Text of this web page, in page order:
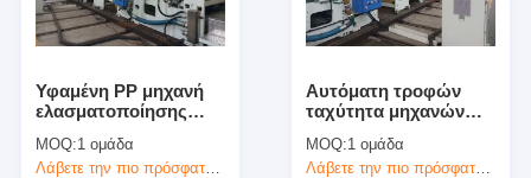
Υφαμένη PP μηχανή
ελασματοποίησης
καυτή μηχανή
ελασματοποίησης
MOQ:1 ομάδα
Λάβετε την πιο πρόσφατη τιμή
Αυτόματη τροφών
ταχύτητα μηχανών
τοποθέτησης σε
στρώματα εγγράφου
MOQ:1 ομάδα